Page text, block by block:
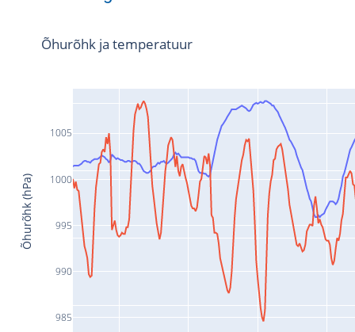
985
990
995
1000
1005
Õhurõhk ja temperatuur
Õhurõhk (hPa)